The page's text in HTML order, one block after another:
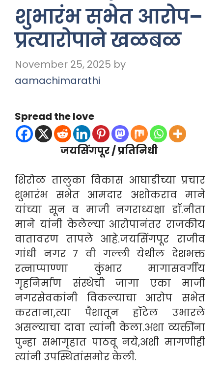
शुभारंभ सभेत आरोप–
प्रत्यारोपाने खळबळ
November 25, 2025 by
aamachimarathi
Spread the love
जयसिंगपूर / प्रतिनिधी
शिरोळ तालुका विकास आघाडीच्या प्रचार
शुभारंभ सभेत आमदार अशोकराव माने
यांच्या सून व माजी नगराध्यक्षा डॉ.नीता
माने यांनी केलेल्या आरोपानंतर राजकीय
वातावरण तापले आहे.जयसिंगपूर राजीव
गांधी नगर ७ वी गल्ली येथील देशभक्त
रत्नाप्पाण्णा कुंभार मागासवर्गीय
गृहनिर्माण संस्थेची जागा एका माजी
नगरसेवकांनी विकल्याचा आरोप सभेत
करताना,त्या पैशातून हॉटेल उभारले
असल्याचा दावा त्यांनी केला.अशा व्यक्तींना
पुन्हा सभागृहात पाठवू नये,अशी मागणीही
त्यांनी उपस्थितांसमोर केली.